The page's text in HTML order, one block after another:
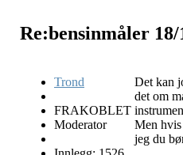
Re:bensinmåler
Trond
FRAKOBLET
Moderator
Det kan
det om
Men hvis
jeg du